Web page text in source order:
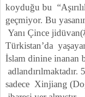
koyduğu bu
geçmiyor. Bu
Yanı Çince
Türkistan’da
İslam dinine inanan
sadece Xinjiang